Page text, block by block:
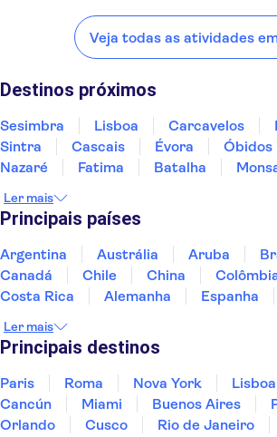
Lisboa
Veja todas as atividades
Destinos próximos
Sesimbra Lisboa Carcavelos
Sintra
Cascais Évora Óbidos
Nazaré
Fatima Batalha
Ler mais
Principais países
Argentina Austrália Aruba
Canadá
Chile China
Costa Rica
Alemanha Espanha
Panamá
Peru
Ler mais
Principais destinos
Paris Roma Nova York Lisboa
Cancún
Miami Buenos Aires
Orlando
Cusco Rio de Janeiro